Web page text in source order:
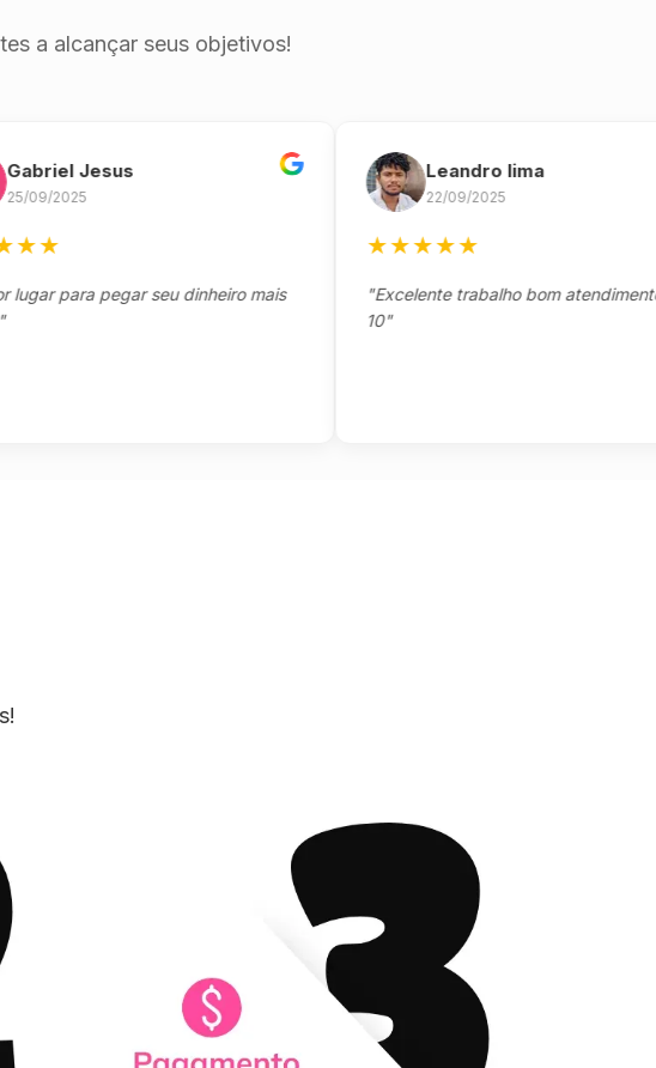
a alcançar seus objetivos!
Jesus
2025
para pegar seu dinheiro mais
Leandro lima
22/09/2025
★★★
"Excelente trabalho bom atendimento